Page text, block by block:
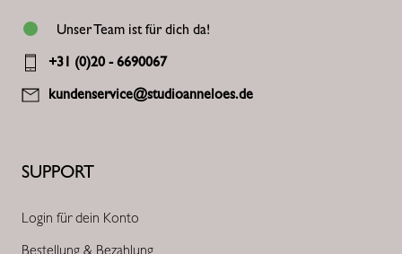
SUPPORT
Login für dein Konto
Bestellung & Bezahlung
Unser Team ist für dich da!
+31 (0)20 - 6690067
kundenservice@studioanneloes.de